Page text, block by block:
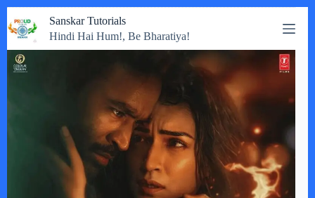
to
content
Sanskar Tutorials
Hindi Hai Hum!, Be Bharatiya!